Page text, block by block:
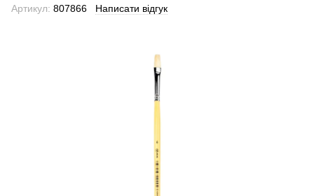
Артикул: 807866 Написати відгук